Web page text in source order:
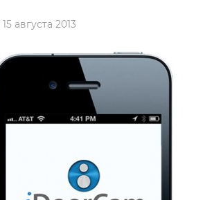
15 августа 2013